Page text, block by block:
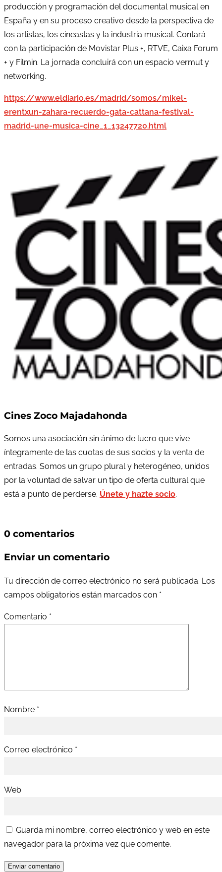
producción y programación del documental musical en
España y en su proceso creativo desde la perspectiva de
los artistas, los cineastas y la industria musical. Contará
con la participación de Movistar Plus +, RTVE, Caixa Forum
+ y Filmin. La jornada concluirá con un espacio vermut y
networking.
https://www.eldiario.es/madrid/somos/mikel-
erentxun-zahara-recuerdo-gata-cattana-festival-
madrid-une-musica-cine_1_13247720.html
Cines Zoco Majadahonda
Somos una asociación sin ánimo de lucro que vive
íntegramente de las cuotas de sus socios y la venta de
entradas. Somos un grupo plural y heterogéneo, unidos
por la voluntad de salvar un tipo de oferta cultural que
está a punto de perderse. Únete y hazte socio.
0 comentarios
Enviar un comentario
Tu dirección de correo electrónico no será publicada. Los
campos obligatorios están marcados con *
Comentario *
Nombre *
Correo electrónico *
Web
Guarda mi nombre, correo electrónico y web en este
navegador para la próxima vez que comente.
Enviar comentario